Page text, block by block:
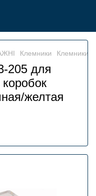
Клемники Клемники
205 для
желтая